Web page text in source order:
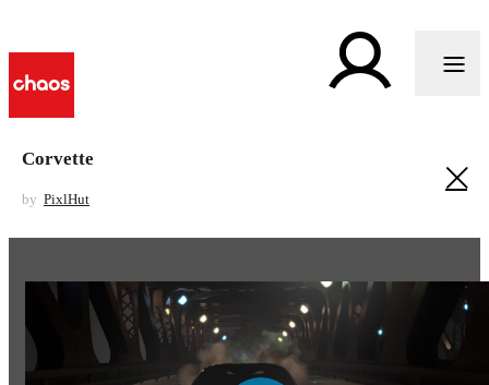
Corvette
by PixlHut